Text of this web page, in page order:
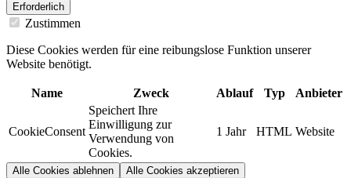
Erforderlich
Zustimmen
Diese Cookies werden für eine reibungslose Funktion unserer
Website benötigt.
Name Zweck Ablauf Typ Anbieter
CookieConsent
Speichert Ihre
Einwilligung zur
Verwendung von
Cookies.
1 Jahr HTML Website
Alle Cookies ablehnen Alle Cookies akzeptieren